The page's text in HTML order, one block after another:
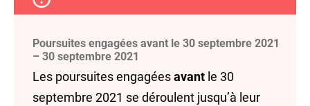
Poursuites engagées avant le 30 septembre 2021
– 30 septembre 2021
Les poursuites engagéesavant le 30
septembre 2021 se déroulent jusqu’à leur